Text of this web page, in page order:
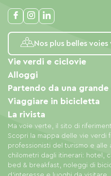
Nos plus belles voies
Ma voie verte, il sito di
Scopri la mappa delle vie verdi
professionisti del turismo e alle
chilometri dagli itinerari: hotel,
bed & breakfast, noleggi di
Vie verdi e ciclovie
Alloggi
Partendo da una
Viaggiare in bicicletta
La rivista